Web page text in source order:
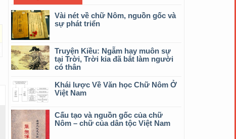
Vài nét về chữ Nôm, nguồn gốc và
sự phát triển
Truyện Kiều: Ngẫm hay muôn sự
tại Trời, Trời kia đã bắt làm người
có thân
Khái lược Về Văn học Chữ Nôm Ở
Việt Nam
Cấu tạo và nguồn gốc của chữ
Nôm – chữ của dân tộc Việt Nam